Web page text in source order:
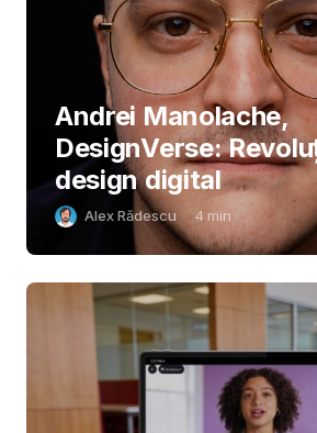
Andrei Manolache,
DesignVerse:
design digital
Alex Rădescu 4 min